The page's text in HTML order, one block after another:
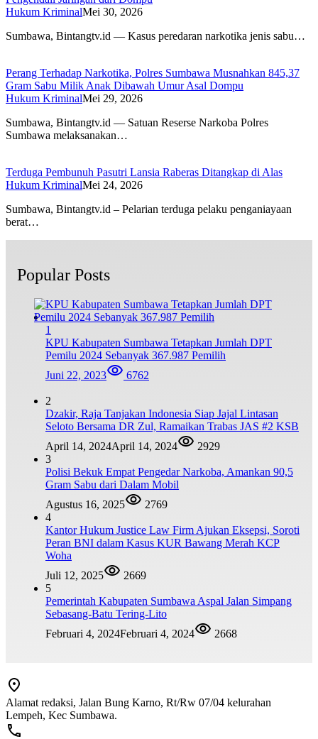
Hukum KriminalMei 30, 2026
Sumbawa, Bintangtv.id — Kasus peredaran narkotika jenis sabu…
Perang Terhadap Narkotika, Polres Sumbawa Musnahkan 845,37
Gram Sabu Milik Anak Dibawah Umur Asal Dompu
Hukum KriminalMei 29, 2026
Sumbawa, Bintangtv.id — Satuan Reserse Narkoba Polres
Sumbawa melaksanakan…
Terduga Pembunuh Pasutri Lansia Raberas Ditangkap di Alas
Hukum KriminalMei 24, 2026
Sumbawa, Bintangtv.id – Pelarian terduga pelaku penganiayaan
berat…
Popular Posts
1
KPU Kabupaten Sumbawa Tetapkan Jumlah DPT
Pemilu 2024 Sebanyak 367.987 Pemilih
Juni 22, 2023
6762
2
Dzakir, Raja Tanjakan Indonesia Siap Jajal Lintasan
Seloto Bersama DR Zul, Ramaikan Trabas JAS #2 KSB
April 14, 2024April 14, 2024
2929
3
Polisi Bekuk Empat Pengedar Narkoba, Amankan 90,5
Gram Sabu dari Dalam Mobil
Agustus 16, 2025
2769
4
Kantor Hukum Justice Law Firm Ajukan Eksepsi, Soroti
Peran BNI dalam Kasus KUR Bawang Merah KCP
Woha
Juli 12, 2025
2669
5
Pemerintah Kabupaten Sumbawa Aspal Jalan Simpang
Sebasang-Batu Tering-Lito
Februari 4, 2024Februari 4, 2024 2668
Alamat redaksi, Jalan Bung Karno, Rt/Rw 07/04 kelurahan
Lempeh, Kec Sumbawa.